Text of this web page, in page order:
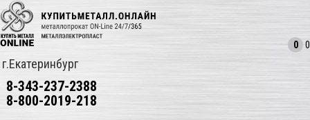
г.Екатеринбург
8-343-237-2388
8-800-2019-218
0 0